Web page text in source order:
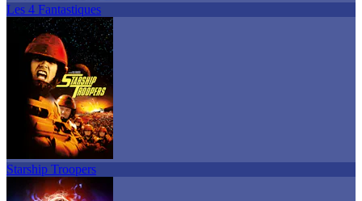
Les 4 Fantastiques
Starship Troopers